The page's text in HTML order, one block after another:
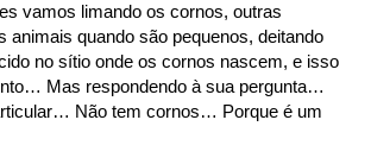
vamos limando os cornos, outras
animais quando são pequenos, deitando
no sítio onde os cornos nascem, e isso
Mas respondendo à sua pergunta…
Não tem cornos… Porque é um